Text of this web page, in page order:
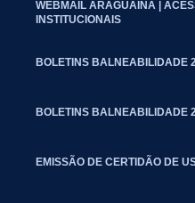
WEBMAIL ARAGUAÍNA |
INSTITUCIONAIS
BOLETINS BALNEABILIDADE
BOLETINS BALNEABILIDADE
EMISSÃO DE CERTIDÃO DE